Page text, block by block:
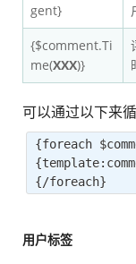
gent}
{$comment.Ti
me(XXX)}
可以通过以下来
{foreach
{/foreach}
用户标签